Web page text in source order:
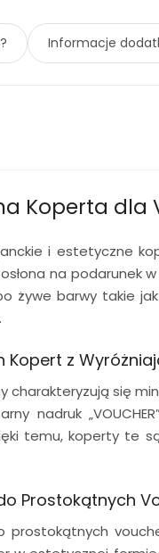
Informacje
Koperta dla
i estetyczne
na podarunek
żywe barwy takie
Kopert z
charakteryzują się
nadruk
temu, koperty te
Prostokątnych
prostokątnych